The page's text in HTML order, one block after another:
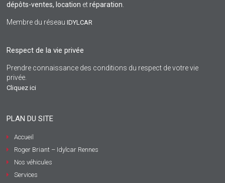
dépôts-ventes, location etréparation.
Membre du réseauIDYLCAR
Respect de la vie privée
Prendre connaissance des conditions du respect de votre vie
privée.
Cliquez ici
PLAN DU SITE
Accueil
Roger Briant – Idylcar Rennes
Nos véhicules
Services